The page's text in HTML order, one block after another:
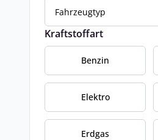
Fahrzeugtyp
Kraftstoffart
Benzin
Elektro
Erdgas